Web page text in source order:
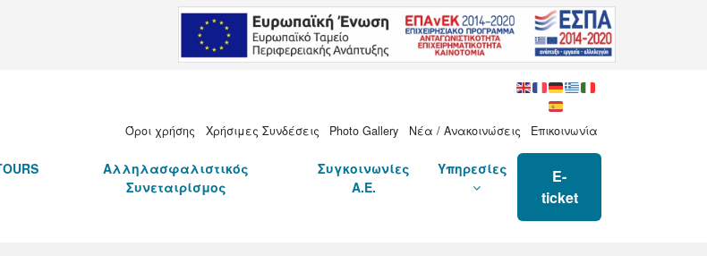
Όροι χρήσης Χρήσιμες Συνδέσεις Photo Gallery Νέα / Ανακοινώσεις Επικοινωνία
Αλληλασφαλιστικός
Συνεταιρίσμος
Συγκοινωνίες
Α.Ε.
Υπηρεσίες
E-
ticket